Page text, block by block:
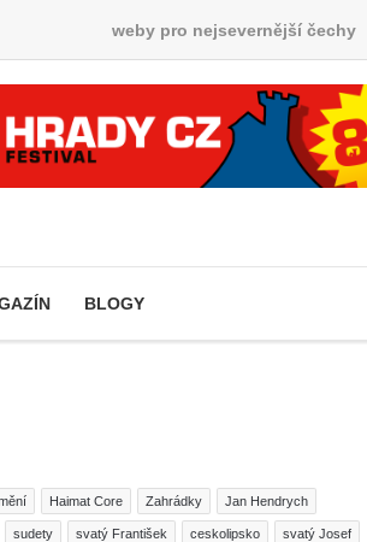
weby pro nejsevernější čechy
BLOGY
Haimat Core Zahrádky Jan Hendrych
sudety svatý František ceskolipsko svatý Josef